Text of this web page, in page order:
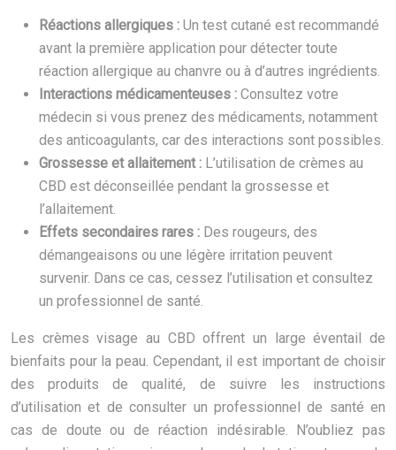
Réactions allergiques : Un test cutané est recommandé
avant la première application pour détecter toute
réaction allergique au chanvre ou à d’autres ingrédients.
Interactions médicamenteuses : Consultez votre
médecin si vous prenez des médicaments, notamment
des anticoagulants, car des interactions sont possibles.
Grossesse et allaitement : L’utilisation de crèmes au
CBD est déconseillée pendant la grossesse et
l’allaitement.
Effets secondaires rares : Des rougeurs, des
démangeaisons ou une légère irritation peuvent
survenir. Dans ce cas, cessez l’utilisation et consultez
un professionnel de santé.
Les crèmes visage au CBD offrent un large éventail de
bienfaits pour la peau. Cependant, il est important de choisir
des produits de qualité, de suivre les instructions
d’utilisation et de consulter un professionnel de santé en
cas de doute ou de réaction indésirable. N’oubliez pas